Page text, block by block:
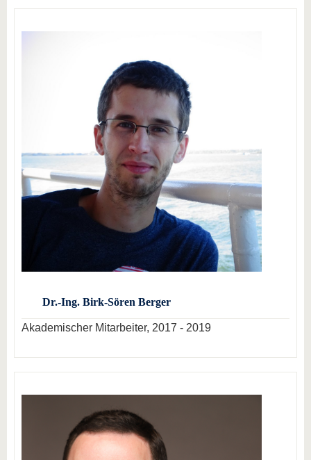
Dr.-Ing. Birk-Sören Berger
Akademischer Mitarbeiter, 2017 - 2019